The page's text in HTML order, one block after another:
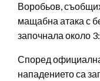
Воробьов,
мащабна атака с
започнала около
Според
нападението са